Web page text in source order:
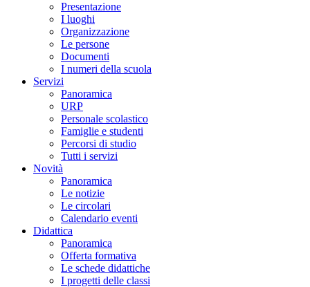
Presentazione
I luoghi
Organizzazione
Le persone
Documenti
I numeri della scuola
Servizi
Panoramica
URP
Personale scolastico
Famiglie e studenti
Percorsi di studio
Tutti i servizi
Novità
Panoramica
Le notizie
Le circolari
Calendario eventi
Didattica
Panoramica
Offerta formativa
Le schede didattiche
I progetti delle classi